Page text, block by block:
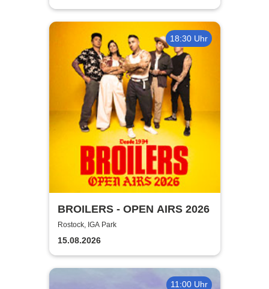
18:30 Uhr
BROILERS - OPEN AIRS 2026
Rostock, IGA Park
15.08.2026
11:00 Uhr